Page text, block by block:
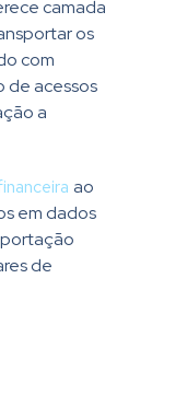
camada
os
com
de acessos
a
ao
em dados
de